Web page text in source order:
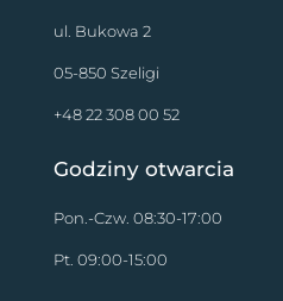
ul. Bukowa 2
05-850 Szeligi
+48 22 308 00 52
Godziny otwarcia
Pon.-Czw. 08:30-17:00
Pt. 09:00-15:00